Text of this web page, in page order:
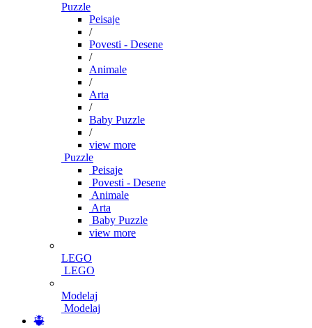
Puzzle
Peisaje
/
Povesti - Desene
/
Animale
/
Arta
/
Baby Puzzle
/
view more
Puzzle
Peisaje
Povesti - Desene
Animale
Arta
Baby Puzzle
view more
LEGO
LEGO
Modelaj
Modelaj